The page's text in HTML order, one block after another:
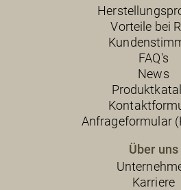
Vorteile bei
FAQ's
News
Anfrageformular
Über uns
Karriere